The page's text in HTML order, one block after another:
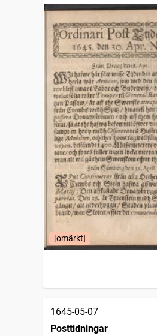
[omärkt]
1645-05-07
Posttidningar